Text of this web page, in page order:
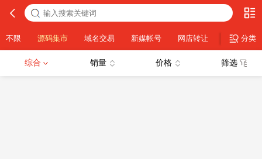
不限 源码集市 域名交易 新媒帐号 网店转让 设计素材
分类
综合 销量 价格 筛选